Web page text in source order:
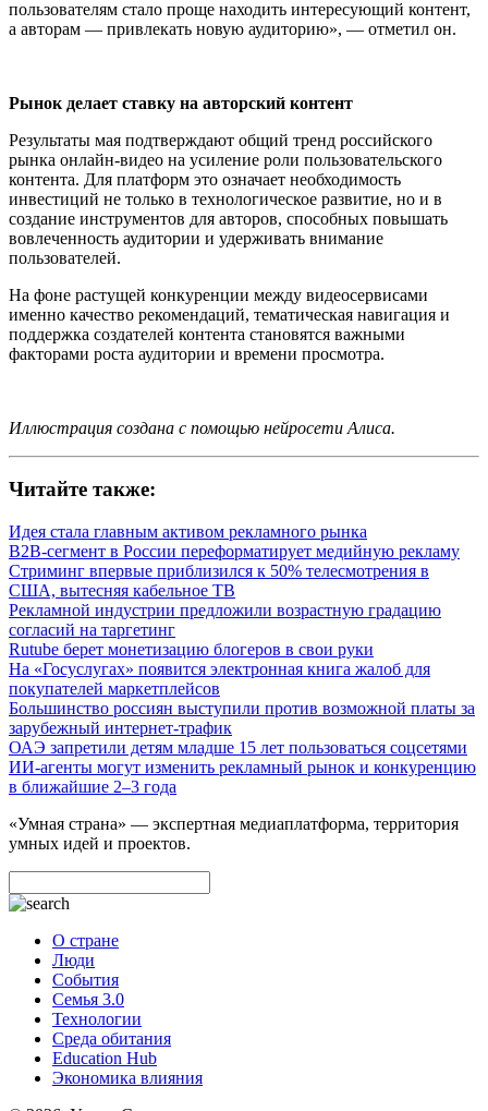
пользователям стало проще находить интересующий контент,
а авторам — привлекать новую аудиторию», — отметил он.
Рынок делает ставку на авторский контент
Результаты мая подтверждают общий тренд российского
рынка онлайн-видео на усиление роли пользовательского
контента. Для платформ это означает необходимость
инвестиций не только в технологическое развитие, но и в
создание инструментов для авторов, способных повышать
вовлеченность аудитории и удерживать внимание
пользователей.
На фоне растущей конкуренции между видеосервисами
именно качество рекомендаций, тематическая навигация и
поддержка создателей контента становятся важными
факторами роста аудитории и времени просмотра.
Иллюстрация создана с помощью нейросети Алиса.
Читайте также:
Идея стала главным активом рекламного рынка
B2B-сегмент в России переформатирует медийную рекламу
Стриминг впервые приблизился к 50% телесмотрения в
США, вытесняя кабельное ТВ
Рекламной индустрии предложили возрастную градацию
согласий на таргетинг
Rutube берет монетизацию блогеров в свои руки
На «Госуслугах» появится электронная книга жалоб для
покупателей маркетплейсов
Большинство россиян выступили против возможной платы за
зарубежный интернет-трафик
ОАЭ запретили детям младше 15 лет пользоваться соцсетями
ИИ-агенты могут изменить рекламный рынок и конкуренцию
в ближайшие 2–3 года
«Умная страна» — экспертная медиаплатформа, территория
умных идей и проектов.
О стране
Люди
События
Семья 3.0
Технологии
Среда обитания
Education Hub
Экономика влияния